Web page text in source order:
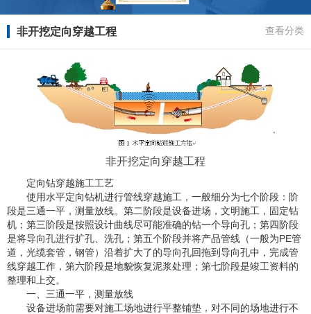
非开挖定向穿越工程 查看分类
非开挖定向穿越工程
定向钻穿越施工工艺
使用水平定向钻机进行管线穿越施工，一般细分为七个阶段：阶
段是三通一平，测量放线。第二阶段是设备进场，文明施工，固定钻
机；第三阶段是按照设计曲线尽可能准确的钻一个导向孔；第四阶段
是将导向孔进行扩孔、洗孔；第五个阶段并将产品管线（一般为PE管
道，光缆套管，钢管）沿着扩大了的导向孔回拖到导向孔中，完成管
线穿越工作，第六阶段是地貌恢复泥浆处理；第七阶段是竣工资料的
整理和上交。
一、三通一平，测量放线
设备进场前需要对施工场地进行平整铺垫，对不同的场地进行不